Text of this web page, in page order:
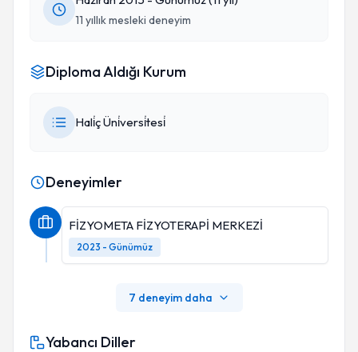
11 yıllık mesleki deneyim
Diploma Aldığı Kurum
Hali̇ç Üni̇versi̇tesi̇
Deneyimler
FİZYOMETA FİZYOTERAPİ MERKEZİ
2023 - Günümüz
7 deneyim daha
Yabancı Diller